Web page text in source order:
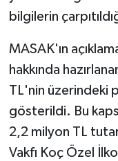
bilgilerin
MASAK'ın
hakkında
TL'nin üzerindeki
gösterildi. Bu
2,2 milyon TL
Vakfı Koç Özel